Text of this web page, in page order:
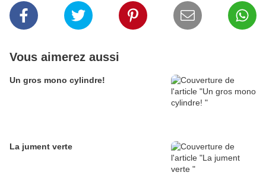
Vous aimerez aussi
Un gros mono cylindre!
La jument verte